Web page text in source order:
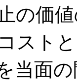
の価
スト
当面